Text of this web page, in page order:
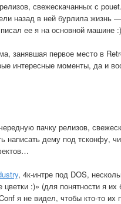
свежескачанных с
назад в ней бурлила
ее я на основной
занявшая первое место в
интересные моменты, да и
пачку релизов,
дему под тсконфу,
, 4к-интре под DOS,
:)» (для понятности я
я не видел, чтобы кто-то их